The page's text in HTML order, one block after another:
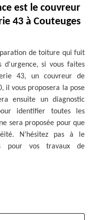
est le couvreur
43 à Couteuges
de toiture qui fuit
d'urgence, si vous faites
43, un couvreur de
il vous proposera la pose
ensuite un diagnostic
identifier toutes les
sera proposée pour que
N’hésitez pas à le
pour vos travaux de